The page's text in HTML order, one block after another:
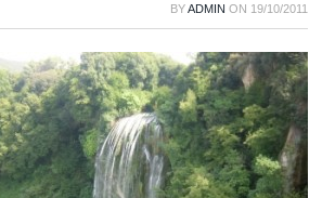
BYADMIN ON 19/10/2011